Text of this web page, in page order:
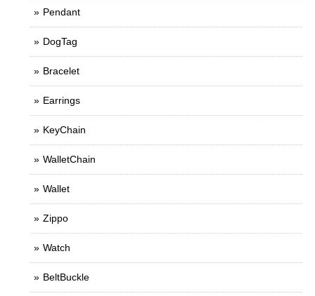
Pendant
DogTag
Bracelet
Earrings
KeyChain
WalletChain
Wallet
Zippo
Watch
BeltBuckle